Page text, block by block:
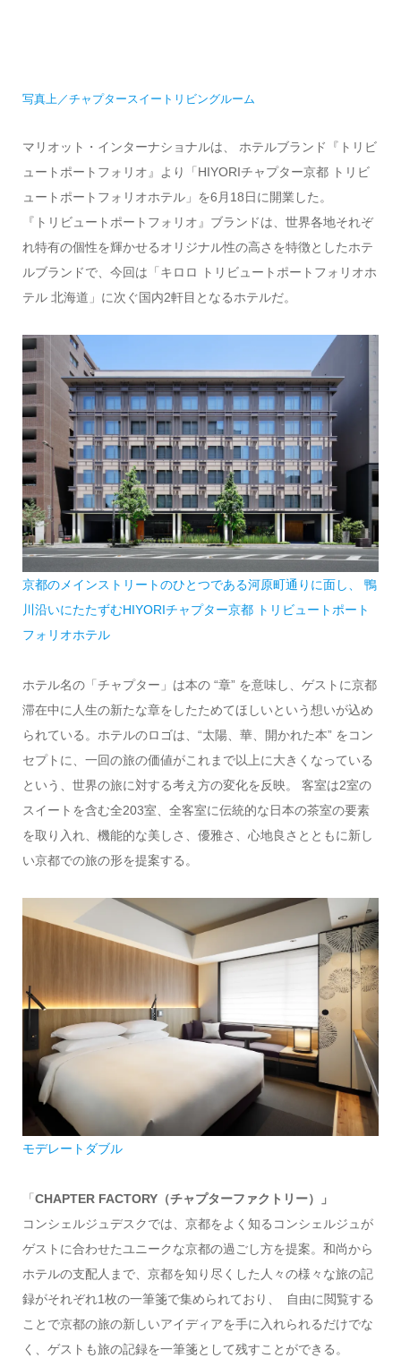
写真上／チャプタースイートリビングルーム
マリオット・インターナショナルは、 ホテルブランド『トリビ
ュートポートフォリオ』より「HIYORIチャプター京都 トリビ
ュートポートフォリオホテル」を6月18日に開業した。
『トリビュートポートフォリオ』ブランドは、世界各地それぞ
れ特有の個性を輝かせるオリジナル性の高さを特徴としたホテ
ルブランドで、今回は「キロロ トリビュートポートフォリオホ
テル 北海道」に次ぐ国内2軒目となるホテルだ。
京都のメインストリートのひとつである河原町通りに面し、 鴨
川沿いにたたずむHIYORIチャプター京都 トリビュートポート
フォリオホテル
ホテル名の「チャプター」は本の “章” を意味し、ゲストに京都
滞在中に人生の新たな章をしたためてほしいという想いが込め
られている。ホテルのロゴは、“太陽、華、開かれた本” をコン
セプトに、一回の旅の価値がこれまで以上に大きくなっている
という、世界の旅に対する考え方の変化を反映。 客室は2室の
スイートを含む全203室、全客室に伝統的な日本の茶室の要素
を取り入れ、機能的な美しさ、優雅さ、心地良さとともに新し
い京都での旅の形を提案する。
モデレートダブル
「 CHAPTER FACTORY（チャプターファクトリー）」
コンシェルジュデスクでは、京都をよく知るコンシェルジュが
ゲストに合わせたユニークな京都の過ごし方を提案。和尚から
ホテルの支配人まで、京都を知り尽くした人々の様々な旅の記
録がそれぞれ1枚の一筆箋で集められており、 自由に閲覧する
ことで京都の旅の新しいアイディアを手に入れられるだけでな
く、ゲストも旅の記録を一筆箋として残すことができる。